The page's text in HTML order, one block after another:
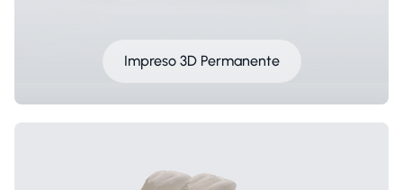
Impreso 3D Permanente